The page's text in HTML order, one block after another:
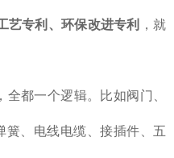
艺专利、环保改进专利 ，就
全都一个逻辑。比如阀门、
簧、电线电缆、接插件、五